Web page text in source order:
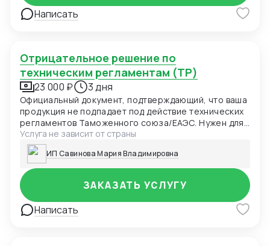
Написать
Отрицательное решение по
техническим регламентам (ТР)
23 000 ₽ 3 дня
Официальный документ, подтверждающий, что ваша
продукция не подпадает под действие технических
регламентов Таможенного союза/ЕАЭС. Нужен для
таможни, маркетплейсов и проверяющих органов
как доказательство отсутствия необходимости
сертификации.
Услуга не зависит от страны
ИП Савинова Мария Владимировна
Написать
ЗАКАЗАТЬ УСЛУГУ